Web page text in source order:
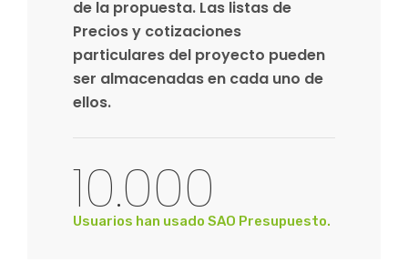
de la propuesta. Las listas de
Precios y cotizaciones
particulares del proyecto pueden
ser almacenadas en cada uno de
ellos.
10.000
Usuarios han usado SAO Presupuesto.